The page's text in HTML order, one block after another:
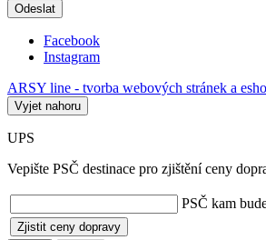
Odeslat
Facebook
Instagram
ARSY line - tvorba webových stránek a
Vyjet nahoru
UPS
Vepište PSČ destinace pro zjištění ceny
PSČ kam
Zjistit ceny dopravy